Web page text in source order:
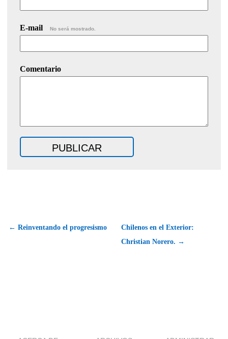
E-mail No será mostrado.
Comentario
← Reinventando el progresismo
Chilenos en el Exterior:
Christian Norero. →